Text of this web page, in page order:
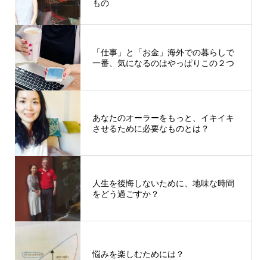
もの
「仕事」と「お金」海外での暮らしで
一番、気になるのはやっぱりこの２つ
あなたのオーラーをもっと、イキイキ
させるために必要なものとは？
人生を後悔しないために、地味な時間
をどう過ごすか？
悩みを楽しむためには？